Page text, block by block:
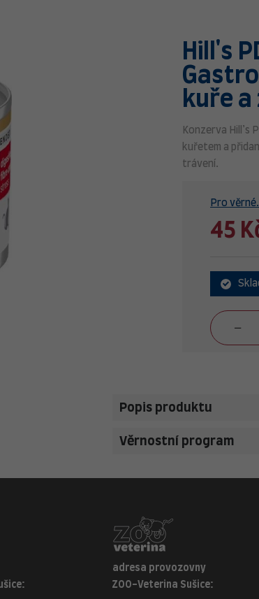
Hill's
kuře
Konzerva Hill’s
kuřetem a
trávení.
Pro
45
Popis produktu
Věrnostní program
adresa provozovny
ZOO-Veterina Sušice: